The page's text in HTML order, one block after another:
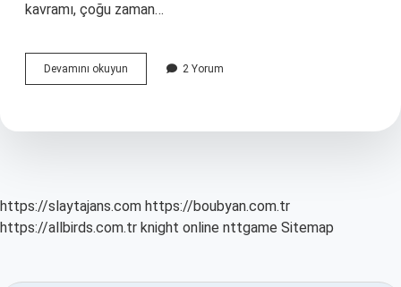
kavramı, çoğu zaman…
Devamını okuyun
yok
2 Yorum
https://slaytajans.com https://boubyan.com.tr
https://allbirds.com.tr knight online nttgame Sitemap